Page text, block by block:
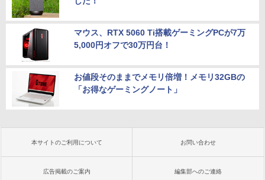
マウス、RTX 5060 Ti搭載ゲーミングPCが7万
5,000円オフで30万円台！
お値段そのままでメモリ倍増！メモリ32GBの
「お得なゲーミングノート」
本サイトのご利用について お問い合わせ
広告掲載のご案内 編集部へのご連絡